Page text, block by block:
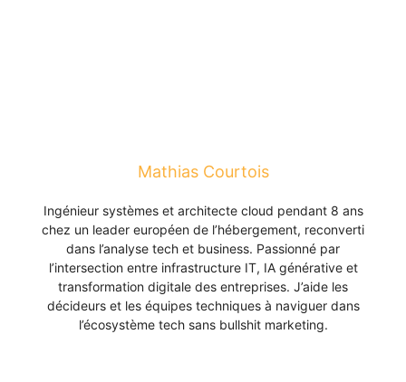
Mathias Courtois
Ingénieur systèmes et architecte cloud pendant 8 ans
chez un leader européen de l’hébergement, reconverti
dans l’analyse tech et business. Passionné par
l’intersection entre infrastructure IT, IA générative et
transformation digitale des entreprises. J’aide les
décideurs et les équipes techniques à naviguer dans
l’écosystème tech sans bullshit marketing.